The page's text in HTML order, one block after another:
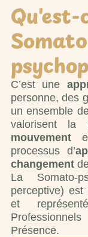
Qu'est-
C’est une
personne, des
un ensemble
valorisent la
mouvement
processus d’
changement
La Somato-
perceptive) est
et
Présence.